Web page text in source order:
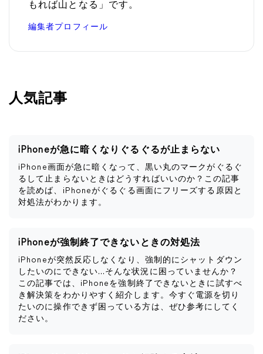
もれば山となる」です。
編集者プロフィール
人気記事
iPhoneが急に暗くなりぐるぐるが止まらない
iPhone画面が急に暗くなって、黒い丸のマークがぐるぐ
るして止まらないときはどうすればいいのか？この記事
を読めば、iPhoneがぐるぐる画面にフリーズする原因と
対処法がわかります。
iPhoneが強制終了できないときの対処法
iPhoneが突然反応しなくなり、強制的にシャットダウン
したいのにできない…そんな状況に困っていませんか？
この記事では、iPhoneを強制終了できないときに試すべ
き解決策をわかりやすく紹介します。今すぐ電源を切り
たいのに操作できず困っている方は、ぜひ参考にしてく
ださい。